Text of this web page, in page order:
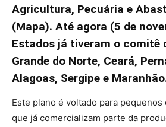
Agricultura, Pecuária e
(Mapa). Até agora (5 de
Estados já tiveram o comitê
Grande do Norte, Ceará,
Alagoas, Sergipe e
Este plano é voltado para
que já comercializam parte da